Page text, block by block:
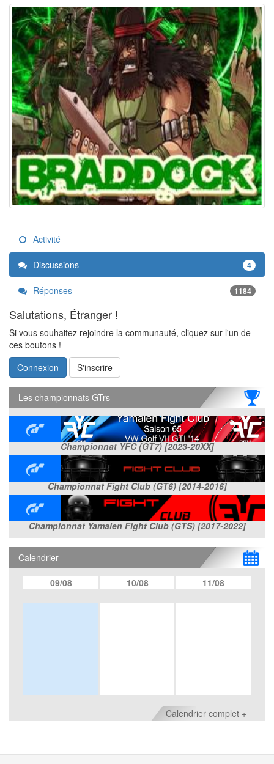
Activité
Discussions 4
Réponses 1184
Salutations, Étranger !
Si vous souhaitez rejoindre la communauté, cliquez sur l'un de
ces boutons !
Connexion
S'inscrire
Les championnats GTrs
Championnat YFC (GT7) [2023-20XX]
Championnat Fight Club (GT6) [2014-2016]
Championnat Yamalen Fight Club (GTS) [2017-2022]
Calendrier
09/08 10/08 11/08
Calendrier complet +